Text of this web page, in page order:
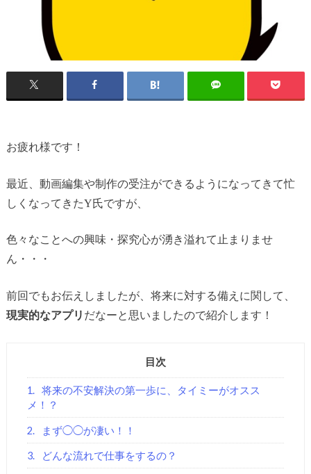
お疲れ様です！
最近、動画編集や制作の受注ができるようになってきて忙
しくなってきたY氏ですが、
色々なことへの興味・探究心が湧き溢れて止まりませ
ん・・・
前回でもお伝えしましたが、将来に対する備えに関して、
現実的なアプリ だなーと思いましたので紹介します！
目次
1. 将来の不安解決の第一歩に、タイミーがオスス
メ！？
2. まず◯◯が凄い！！
3. どんな流れで仕事をするの？